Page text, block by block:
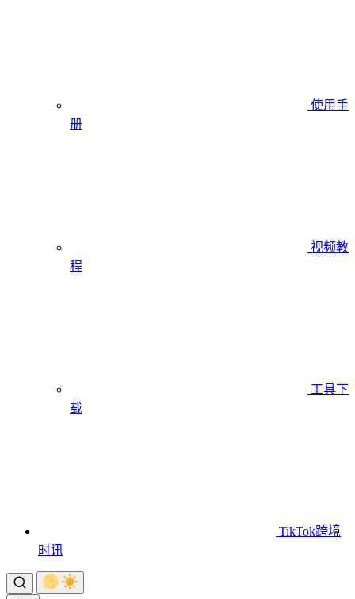
使用手
册
视频教
程
工具下
载
TikTok跨境
时讯